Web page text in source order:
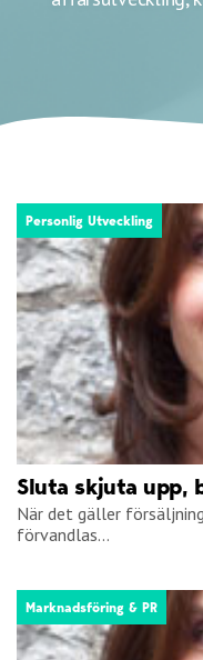
Personlig Utveckling
Sluta skjuta upp,
När det gäller
förvandlas...
Marknadsföring & PR